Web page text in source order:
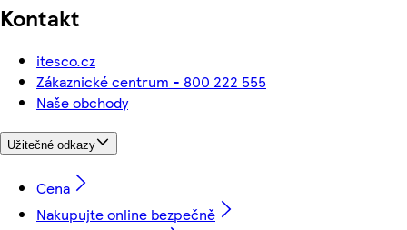
Kontakt
itesco.cz
Zákaznické centrum - 800 222 555
Naše obchody
Užitečné odkazy
Cena
Nakupujte online bezpečně